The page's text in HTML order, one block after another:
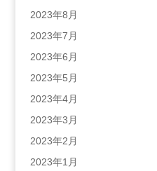
2023年8月
2023年7月
2023年6月
2023年5月
2023年4月
2023年3月
2023年2月
2023年1月